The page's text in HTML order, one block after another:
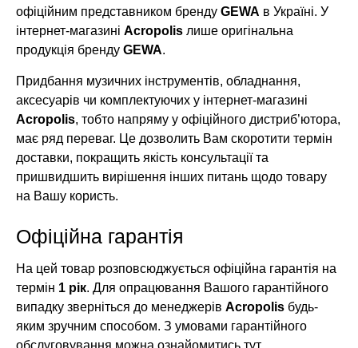
офіційним представником бренду GEWA в Україні. У
інтернет-магазині Acropolis лише оригінальна
продукція бренду GEWA.
Придбання музичних інструментів, обладнання,
аксесуарів чи комплектуючих у інтернет-магазині
Acropolis, тобто напряму у офіційного дистриб’ютора,
має ряд переваг. Це дозволить Вам скоротити термін
доставки, покращить якість консультації та
пришвидшить вирішення інших питань щодо товару
на Вашу користь.
Офіційна гарантія
На цей товар розповсюджується офіційна гарантія на
термін 1 рік. Для опрацювання Вашого гарантійного
випадку зверніться до менеджерів Acropolis будь-
яким зручним способом. З умовами гарантійного
обслуговування можна ознайомитись тут.